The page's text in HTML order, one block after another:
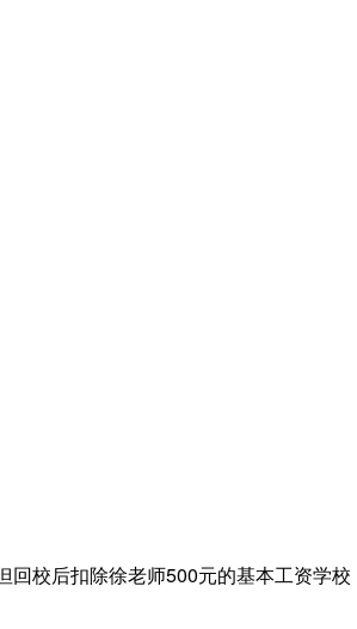
回校后扣除徐老师500元的基本工资学校